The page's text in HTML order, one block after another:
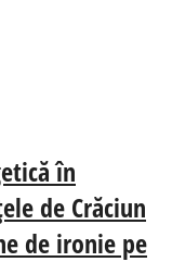
în
de Crăciun
de ironie pe